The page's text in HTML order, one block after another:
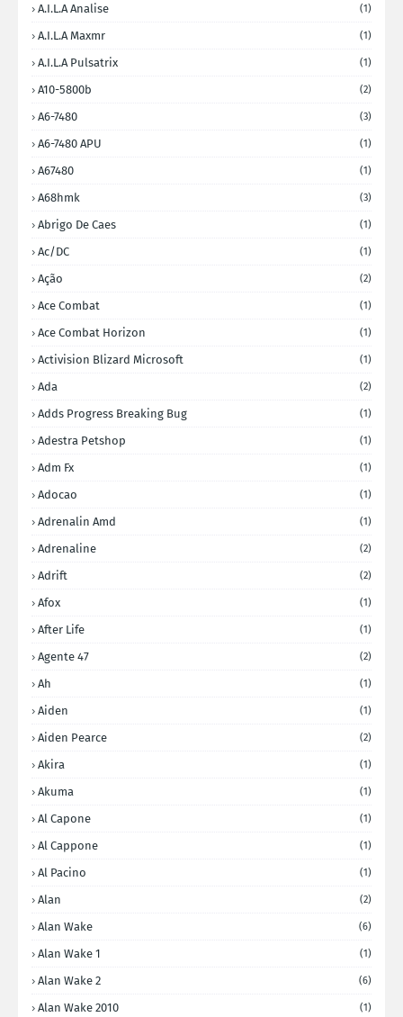
A.I.L.A Analise (1)
A.I.L.A Maxmr (1)
A.I.L.A Pulsatrix (1)
A10-5800b (2)
A6-7480 (3)
A6-7480 APU (1)
A67480 (1)
A68hmk (3)
Abrigo De Caes (1)
Ac/DC (1)
Ação (2)
Ace Combat (1)
Ace Combat Horizon (1)
Activision Blizard Microsoft (1)
Ada (2)
Adds Progress Breaking Bug (1)
Adestra Petshop (1)
Adm Fx (1)
Adocao (1)
Adrenalin Amd (1)
Adrenaline (2)
Adrift (2)
Afox (1)
After Life (1)
Agente 47 (2)
Ah (1)
Aiden (1)
Aiden Pearce (2)
Akira (1)
Akuma (1)
Al Capone (1)
Al Cappone (1)
Al Pacino (1)
Alan (2)
Alan Wake (6)
Alan Wake 1 (1)
Alan Wake 2 (6)
Alan Wake 2010 (1)